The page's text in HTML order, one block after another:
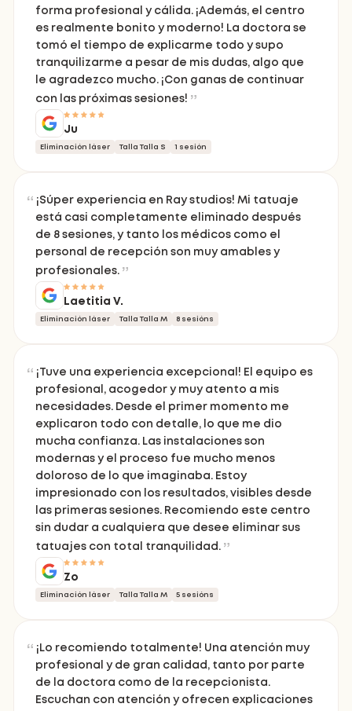
forma profesional y cálida. ¡Además, el centro
es realmente bonito y moderno! La doctora se
tomó el tiempo de explicarme todo y supo
tranquilizarme a pesar de mis dudas, algo que
le agradezco mucho. ¡Con ganas de continuar
con las próximas sesiones!
Ju
Eliminación láser Talla Talla S 1 sesión
¡Súper experiencia en Ray studios! Mi tatuaje
está casi completamente eliminado después
de 8 sesiones, y tanto los médicos como el
personal de recepción son muy amables y
profesionales.
Laetitia V.
Eliminación láser Talla Talla M 8 sesións
¡Tuve una experiencia excepcional! El equipo es
profesional, acogedor y muy atento a mis
necesidades. Desde el primer momento me
explicaron todo con detalle, lo que me dio
mucha confianza. Las instalaciones son
modernas y el proceso fue mucho menos
doloroso de lo que imaginaba. Estoy
impresionado con los resultados, visibles desde
las primeras sesiones. Recomiendo este centro
sin dudar a cualquiera que desee eliminar sus
tatuajes con total tranquilidad.
Zo
Eliminación láser Talla Talla M 5 sesións
¡Lo recomiendo totalmente! Una atención muy
profesional y de gran calidad, tanto por parte
de la doctora como de la recepcionista.
Escuchan con atención y ofrecen explicaciones